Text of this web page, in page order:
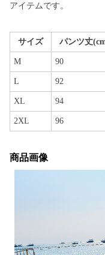
アイテムです。
サイズ パンツ丈
M 90
L 92
XL 94
2XL 96
商品画像